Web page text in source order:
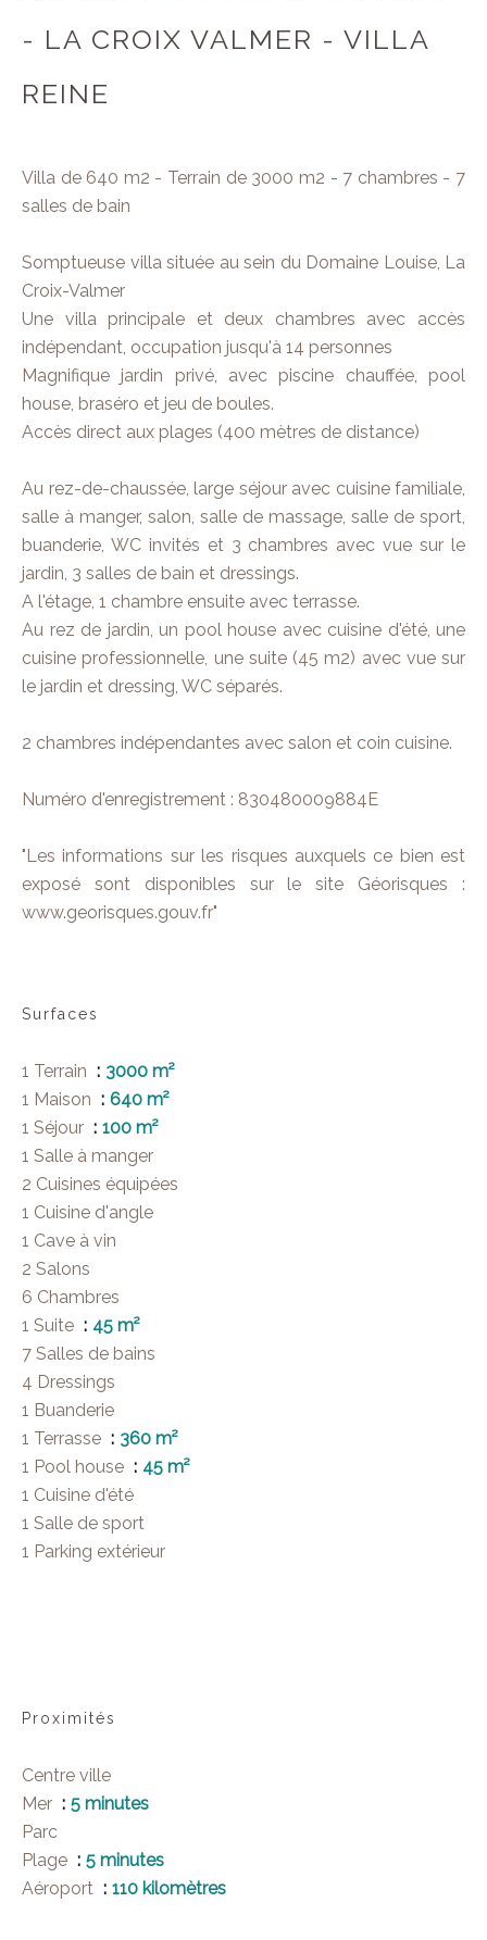
- LA CROIX VALMER - VILLA
REINE
Villa de 640 m2 - Terrain de 3000 m2 - 7 chambres - 7
salles de bain
Somptueuse villa située au sein du Domaine Louise, La
Croix-Valmer
Une villa principale et deux chambres avec accès
indépendant, occupation jusqu'à 14 personnes
Magnifique jardin privé, avec piscine chauffée, pool
house, braséro et jeu de boules.
Accès direct aux plages (400 mètres de distance)
Au rez-de-chaussée, large séjour avec cuisine familiale,
salle à manger, salon, salle de massage, salle de sport,
buanderie, WC invités et 3 chambres avec vue sur le
jardin, 3 salles de bain et dressings.
A l'étage, 1 chambre ensuite avec terrasse.
Au rez de jardin, un pool house avec cuisine d'été, une
cuisine professionnelle, une suite (45 m2) avec vue sur
le jardin et dressing, WC séparés.
2 chambres indépendantes avec salon et coin cuisine.
Numéro d'enregistrement : 830480009884E
"Les informations sur les risques auxquels ce bien est
exposé sont disponibles sur le site Géorisques :
www.georisques.gouv.fr"
Surfaces
1 Terrain
3000 m²
1 Maison
640 m²
1 Séjour
100 m²
1 Salle à manger
2 Cuisines équipées
1 Cuisine d'angle
1 Cave à vin
2 Salons
6 Chambres
1 Suite
45 m²
7 Salles de bains
4 Dressings
1 Buanderie
1 Terrasse
360 m²
1 Pool house
45 m²
1 Cuisine d'été
1 Salle de sport
1 Parking extérieur
Proximités
Centre ville
Mer
5 minutes
Parc
Plage
5 minutes
Aéroport
110 kilomètres